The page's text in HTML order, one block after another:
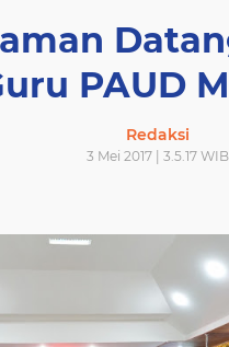
PAUD
Redaksi
3 Mei 2017 | 3.5.17 WIB